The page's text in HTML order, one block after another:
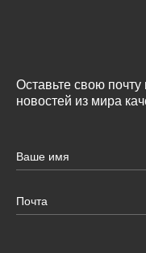
Оставьте свою
новостей из мира